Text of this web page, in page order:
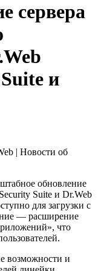
сервера
и
| Новости об
обновление
Suite и Dr.Web
для загрузки с
— расширение
что
возможности и